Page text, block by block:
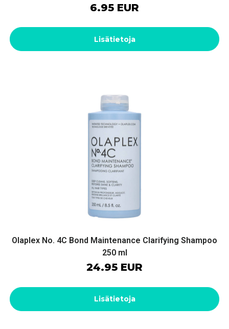
6.95 EUR
Lisätietoja
Olaplex No. 4C Bond Maintenance Clarifying Shampoo
250 ml
24.95 EUR
Lisätietoja